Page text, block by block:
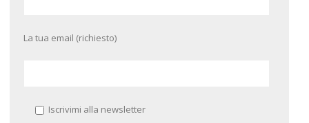
La tua email (richiesto)
Iscrivimi alla newsletter